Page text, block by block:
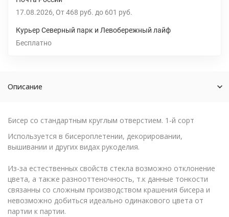
17.08.2026 От 468 руб. до 601 руб.
Курьер Северный парк и Левобережный лайф
Бесплатно
Описание
Бисер со стандартным круглым отверстием. 1-й сорт
Используется в бисероплетении, декорировании,
вышивании и других видах рукоделия.
Из-за естественных свойств стекла возможно отклонение
цвета, а также разнооттеночность, т.к данные тонкости
связанны со сложным производством крашения бисера и
невозможно добиться идеально одинакового цвета от
партии к партии.